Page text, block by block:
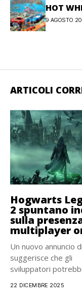
HOT
9 AGOSTO
ARTICOLI
Hogwarts
2 spuntano
sulla
multiplayer
Un nuovo annuncio
suggerisce che gli
sviluppatori
22 DICEMBRE 2025